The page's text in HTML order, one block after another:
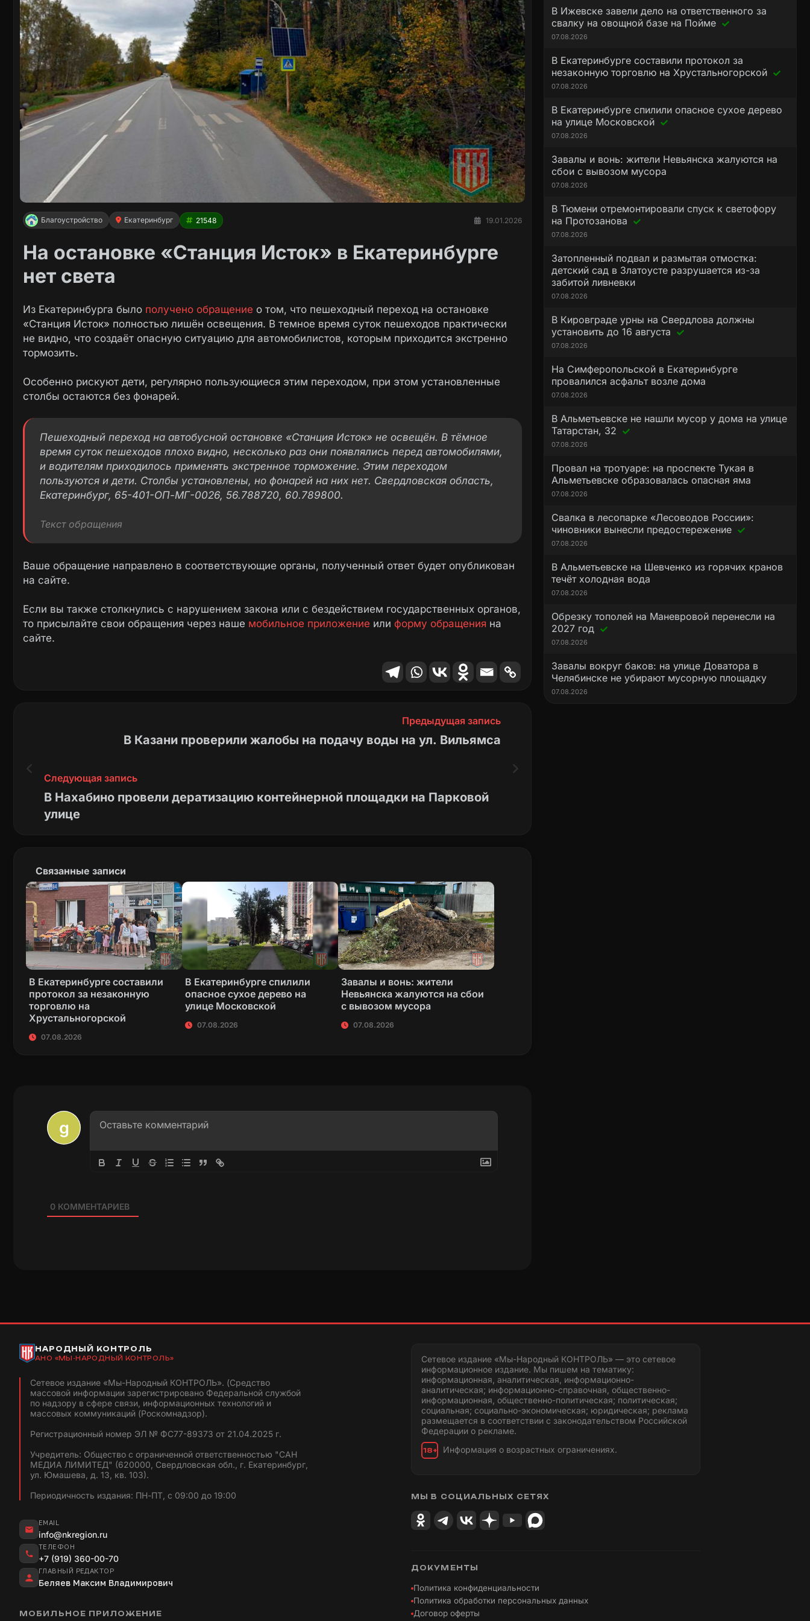
Благоустройство Екатеринбург 21548 19.01.2026
На остановке «Станция Исток» в Екатеринбурге
нет света
Из Екатеринбурга было получено обращение о том, что пешеходный переход на остановке
«Станция Исток» полностью лишён освещения. В темное время суток пешеходов практически
не видно, что создаёт опасную ситуацию для автомобилистов, которым приходится экстренно
тормозить.
Особенно рискуют дети, регулярно пользующиеся этим переходом, при этом установленные
столбы остаются без фонарей.
Пешеходный переход на автобусной остановке «Станция Исток» не освещён. В тёмное
время суток пешеходов плохо видно, несколько раз они появлялись перед автомобилями,
и водителям приходилось применять экстренное торможение. Этим переходом
пользуются и дети. Столбы установлены, но фонарей на них нет. Свердловская область,
Екатеринбург, 65-401-ОП-МГ-0026, 56.788720, 60.789800.
Текст обращения
Ваше обращение направлено в соответствующие органы, полученный ответ будет опубликован
на сайте.
Если вы также столкнулись с нарушением закона или с бездействием государственных органов,
то присылайте свои обращения через наше мобильное приложение или форму обращения на
сайте.
Предыдущая запись
В Казани проверили жалобы на подачу воды на ул. Вильямса
Следующая запись
В Нахабино провели дератизацию контейнерной площадки на Парковой
улице
Связанные записи
В Екатеринбурге составили
протокол за незаконную
торговлю на
Хрустальногорской
07.08.2026
В Екатеринбурге спилили
опасное сухое дерево на
улице Московской
07.08.2026
Завалы и вонь: жители
Невьянска жалуются на сбои
с вывозом мусора
07.08.2026
0КОММЕНТАРИЕВ
В Ижевске завели дело на ответственного за
свалку на овощной базе на Пойме
07.08.2026
В Екатеринбурге составили протокол за
незаконную торговлю на Хрустальногорской
07.08.2026
В Екатеринбурге спилили опасное сухое дерево
на улице Московской
07.08.2026
Завалы и вонь: жители Невьянска жалуются на
сбои с вывозом мусора
07.08.2026
В Тюмени отремонтировали спуск к светофору
на Протозанова
07.08.2026
Затопленный подвал и размытая отмостка:
детский сад в Златоусте разрушается из-за
забитой ливневки
07.08.2026
В Кировграде урны на Свердлова должны
установить до 16 августа
07.08.2026
На Симферопольской в Екатеринбурге
провалился асфальт возле дома
07.08.2026
В Альметьевске не нашли мусор у дома на улице
Татарстан, 32
07.08.2026
Провал на тротуаре: на проспекте Тукая в
Альметьевске образовалась опасная яма
07.08.2026
Свалка в лесопарке «Лесоводов России»:
чиновники вынесли предостережение
07.08.2026
В Альметьевске на Шевченко из горячих кранов
течёт холодная вода
07.08.2026
Обрезку тополей на Маневровой перенесли на
2027 год
07.08.2026
Завалы вокруг баков: на улице Доватора в
Челябинске не убирают мусорную площадку
07.08.2026
НАРОДНЫЙ КОНТРОЛЬ
АНО «МЫ-НАРОДНЫЙ КОНТРОЛЬ»
Сетевое издание «Мы-Народный КОНТРОЛЬ». (Средство
массовой информации зарегистрировано Федеральной службой
по надзору в сфере связи, информационных технологий и
массовых коммуникаций (Роскомнадзор).
Регистрационный номер ЭЛ № ФС77-89373 от 21.04.2025 г.
Учредитель: Общество с ограниченной ответственностью "САН
МЕДИА ЛИМИТЕД" (620000, Свердловская обл., г. Екатеринбург,
ул. Юмашева, д. 13, кв. 103).
Периодичность издания: ПН-ПТ, с 09:00 до 19:00
EMAIL
info@nkregion.ru
ТЕЛЕФОН
+7 (919) 360-00-70
ГЛАВНЫЙ РЕДАКТОР
Беляев Максим Владимирович
МОБИЛЬНОЕ ПРИЛОЖЕНИЕ
Сетевое издание «Мы-Народный КОНТРОЛЬ» — это сетевое
информационное издание. Мы пишем на тематику:
информационная, аналитическая, информационно-
аналитическая; информационно-справочная, общественно-
информационная, общественно-политическая; политическая;
социальная; социально-экономическая; юридическая; реклама
размещается в соответствии с законодательством Российской
Федерации о рекламе.
18+ Информация о возрастных ограничениях.
МЫ В СОЦИАЛЬНЫХ СЕТЯХ
ДОКУМЕНТЫ
Политика конфиденциальности
Политика обработки персональных данных
Договор оферты